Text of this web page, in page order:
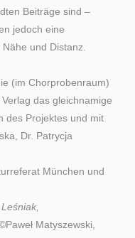
Beiträge sind –
jedoch eine
und Distanz.
(im Chorprobenraum)
das gleichnamige
des Projektes und mit
Dr. Patrycja
München und
Matyszewski,